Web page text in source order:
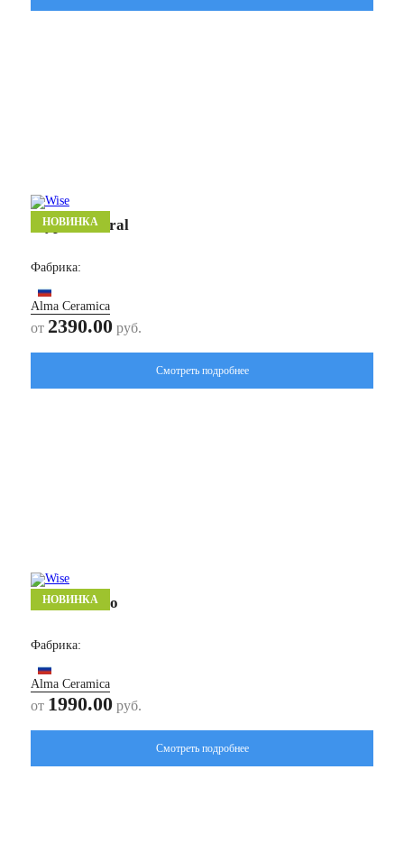
НОВИНКА
Мурал/ Mural
Фабрика:
Alma Ceramica
от 2390.00 руб.
Смотреть подробнее
НОВИНКА
Патио/ Patio
Фабрика:
Alma Ceramica
от 1990.00 руб.
Смотреть подробнее